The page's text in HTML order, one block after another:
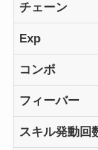
チェーン
Exp
コンボ
フィーバー
スキル発動回